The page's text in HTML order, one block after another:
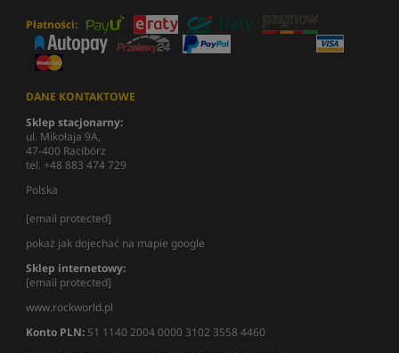
Płatności:
DANE KONTAKTOWE
Sklep stacjonarny:
ul. Mikołaja 9A,
47-400 Racibórz
tel. +48 883 474 729
Polska
[email protected]
pokaż jak dojechać na mapie google
Sklep internetowy:
[email protected]
www.rockworld.pl
Konto PLN: 51 1140 2004 0000 3102 3558 4460